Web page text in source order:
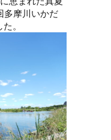
多摩川いかだ
。